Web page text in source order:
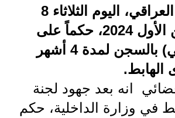
اخبار وقرارات وزارة التربية
نتائج الامتحانات
المرحلة المتوسطة
أصدر القضاء العراقي، اليوم الثلاثاء 8
أكتوبر/ تشرين الأول 2024، حكماً على
المدعوة (نتالي) بالسجن لمدة 4 أشهر
الهابط.
انه بعد جهود لجنة
في وزارة الداخلية، حكم